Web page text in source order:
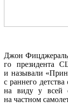
Джон
го президента
и называли
с раннего
на виду у всей
на частном